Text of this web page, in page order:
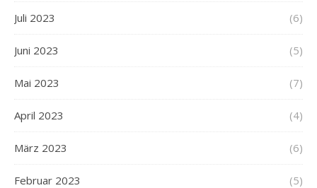
Juli 2023 (6)
Juni 2023 (5)
Mai 2023 (7)
April 2023 (4)
März 2023 (6)
Februar 2023 (5)